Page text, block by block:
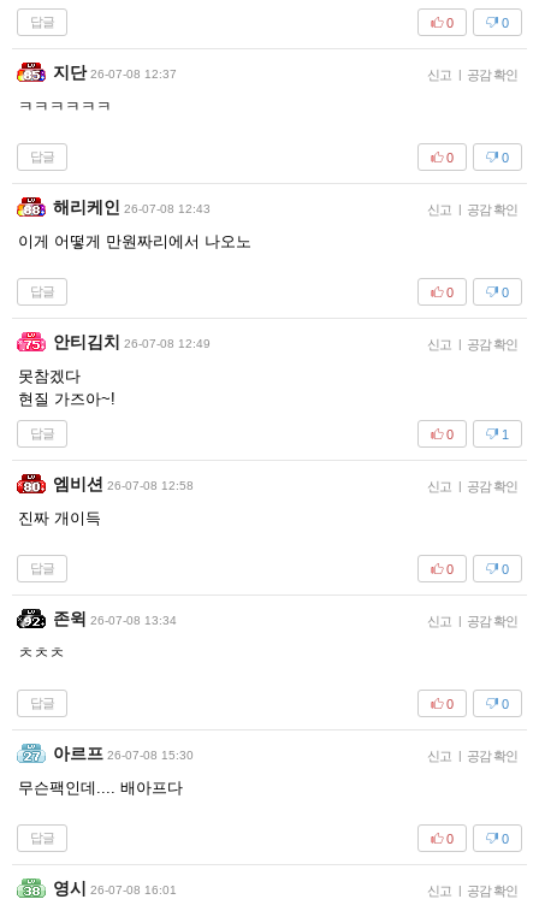
답글 0
0
지단 26-07-08 12:37 신고 공감 확인
ㅋㅋㅋㅋㅋㅋ
답글 0
0
해리케인 26-07-08 12:43 신고 공감 확인
이게 어떻게 만원짜리에서 나오노
답글 0
0
안티김치 26-07-08 12:49 신고 공감 확인
못참겠다
현질 가즈아~!
답글 1
0
엠비션 26-07-08 12:58 신고 공감 확인
진짜 개이득
답글 0
0
존윅 26-07-08 13:34 신고 공감 확인
ㅊㅊㅊ
답글 0
0
아르프 26-07-08 15:30 신고 공감 확인
무슨팩인데.... 배아프다
답글 0
0
영시 26-07-08 16:01 신고 공감 확인